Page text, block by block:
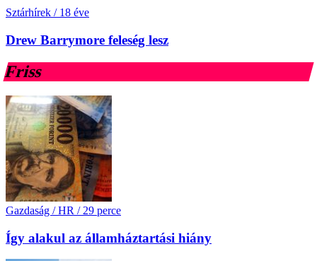
Sztárhírek / 18 éve
Drew Barrymore feleség lesz
Friss
Gazdaság / HR / 29 perce
Így alakul az államháztartási hiány